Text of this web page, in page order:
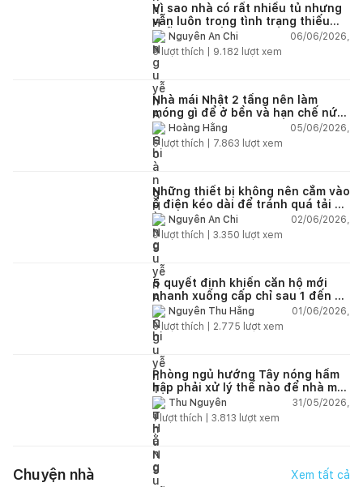
Vì sao nhà có rất nhiều tủ nhưng
vẫn luôn trong tình trạng thiếu
chỗ chứa đồ?
Nguyễn An Chi
06/06/2026,
5lượt thích | 9.182 lượt xem
Nhà mái Nhật 2 tầng nên làm
móng gì để ở bền và hạn chế nứt
lún?Hoàng Hằng
05/06/2026,
5lượt thích | 7.863 lượt xem
Những thiết bị không nên cắm vào
ổ điện kéo dài để tránh quá tải và
chập cháy trong nhà
Nguyễn An Chi
02/06/2026,
9lượt thích | 3.350 lượt xem
5 quyết định khiến căn hộ mới
nhanh xuống cấp chỉ sau 1 đến 2
nămNguyễn Thu Hằng
01/06/2026,
5lượt thích | 2.775 lượt xem
Phòng ngủ hướng Tây nóng hầm
hập phải xử lý thế nào để nhà mát
hơn?Thu Nguyễn
31/05/2026,
1lượt thích | 3.813 lượt xem
Chuyện nhà Xem tất cả